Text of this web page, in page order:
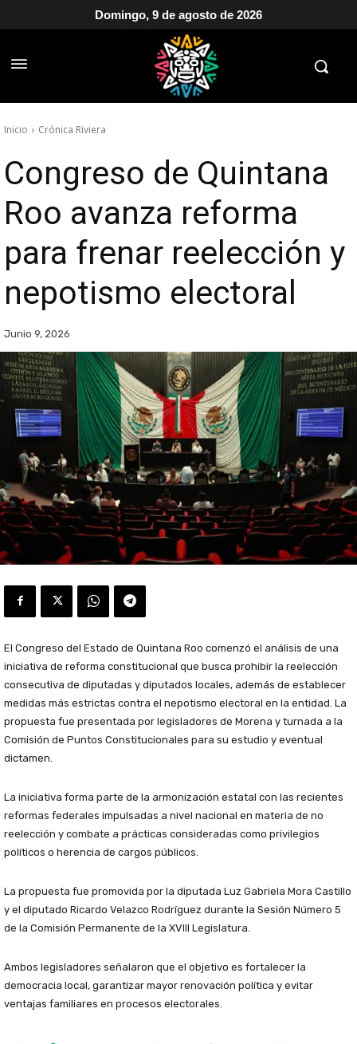
Domingo, 9 de agosto de 2026
Inicio Crónica Riviera
Congreso de Quintana
Roo avanza reforma
para frenar reelección y
nepotismo electoral
Junio 9, 2026
El Congreso del Estado de Quintana Roo comenzó el análisis de una
iniciativa de reforma constitucional que busca prohibir la reelección
consecutiva de diputadas y diputados locales, además de establecer
medidas más estrictas contra el nepotismo electoral en la entidad. La
propuesta fue presentada por legisladores de Morena y turnada a la
Comisión de Puntos Constitucionales para su estudio y eventual
dictamen.
La iniciativa forma parte de la armonización estatal con las recientes
reformas federales impulsadas a nivel nacional en materia de no
reelección y combate a prácticas consideradas como privilegios
políticos o herencia de cargos públicos.
La propuesta fue promovida por la diputada Luz Gabriela Mora Castillo
y el diputado Ricardo Velazco Rodríguez durante la Sesión Número 5
de la Comisión Permanente de la XVIII Legislatura.
Ambos legisladores señalaron que el objetivo es fortalecer la
democracia local, garantizar mayor renovación política y evitar
ventajas familiares en procesos electorales.